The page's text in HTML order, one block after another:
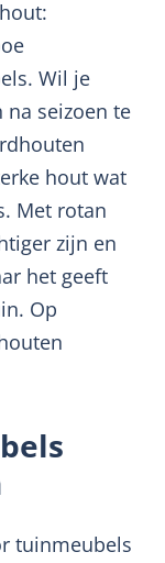
Wil je
seizoen te
hout wat
Met rotan
zijn en
het geeft
Op
tuinmeubels